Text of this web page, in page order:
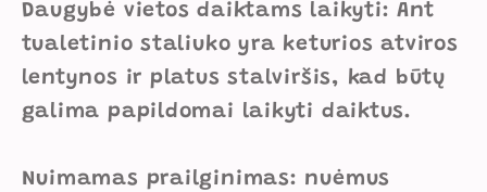
Daugybė vietos daiktams laikyti: Ant
tualetinio staliuko yra keturios atviros
lentynos ir platus stalviršis, kad būtų
galima papildomai laikyti daiktus.
Nuimamas prailginimas: nuėmus